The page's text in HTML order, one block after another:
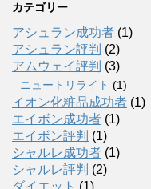
カテゴリー
アシュラン成功者 (1)
アシュラン評判 (2)
アムウェイ評判 (3)
ニュートリライト (1)
イオン化粧品成功者 (1)
エイボン成功者 (1)
エイボン評判 (1)
シャルレ成功者 (1)
シャルレ評判 (2)
ダイエット (1)